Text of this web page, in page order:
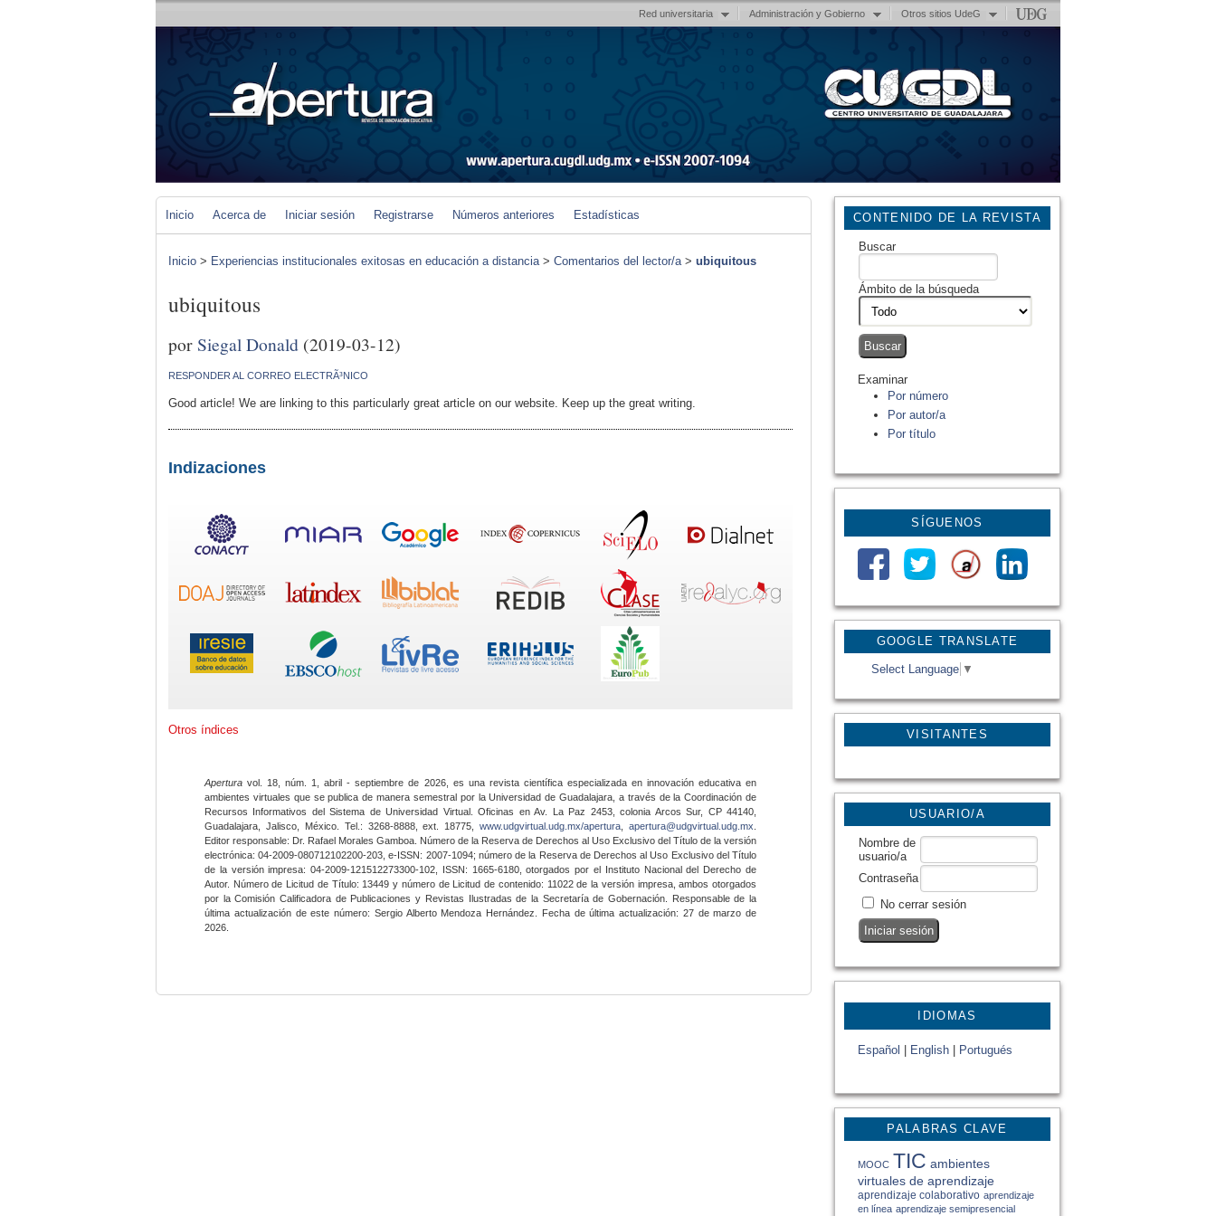
Red universitaria Administración y Gobierno Otros sitios UdeG
GOOGLE TRANSLATE
Select Language ▼
VISITANTES
CONTENIDO DE LA REVISTA
Buscar
Ámbito de la búsqueda
Examinar
Por número
Por autor/a
Por título
SÍGUENOS
USUARIO/A
Nombre de
usuario/a
Contraseña
No cerrar sesión
IDIOMAS
Español English Portugués
PALABRAS CLAVE
MOOC TIC ambientes
virtuales de aprendizaje
aprendizaje colaborativo aprendizaje
en línea aprendizaje semipresencial
Inicio Acerca de Iniciar sesión Registrarse Números anteriores Estadísticas
Inicio > Experiencias institucionales exitosas en educación a distancia> Comentarios del lector/a> ubiquitous
ubiquitous
porSiegal Donald (2019-03-12)
RESPONDER AL CORREO ELECTRÃ³NICO
Good article! We are linking to this particularly great article on our website. Keep up the great writing.
Indizaciones
Otros índices
Apertura vol. 18, núm. 1, abril - septiembre de 2026, es una revista científica especializada en innovación educativa en
ambientes virtuales que se publica de manera semestral por la Universidad de Guadalajara, a través de la Coordinación de
Recursos Informativos del Sistema de Universidad Virtual. Oficinas en Av. La Paz 2453, colonia Arcos Sur, CP 44140,
Guadalajara, Jalisco, México. Tel.: 3268-8888, ext. 18775,www.udgvirtual.udg.mx/apertura apertura@udgvirtual.udg.mx
Editor responsable: Dr. Rafael Morales Gamboa. Número de la Reserva de Derechos al Uso Exclusivo del Título de la versión
electrónica: 04-2009-080712102200-203, e-ISSN: 2007-1094; número de la Reserva de Derechos al Uso Exclusivo del Título
de la versión impresa: 04-2009-121512273300-102, ISSN: 1665-6180, otorgados por el Instituto Nacional del Derecho de
Autor. Número de Licitud de Título: 13449 y número de Licitud de contenido: 11022 de la versión impresa, ambos otorgados
por la Comisión Calificadora de Publicaciones y Revistas Ilustradas de la Secretaría de Gobernación. Responsable de la
última actualización de este número: Sergio Alberto Mendoza Hernández. Fecha de última actualización: 27 de marzo de
2026.